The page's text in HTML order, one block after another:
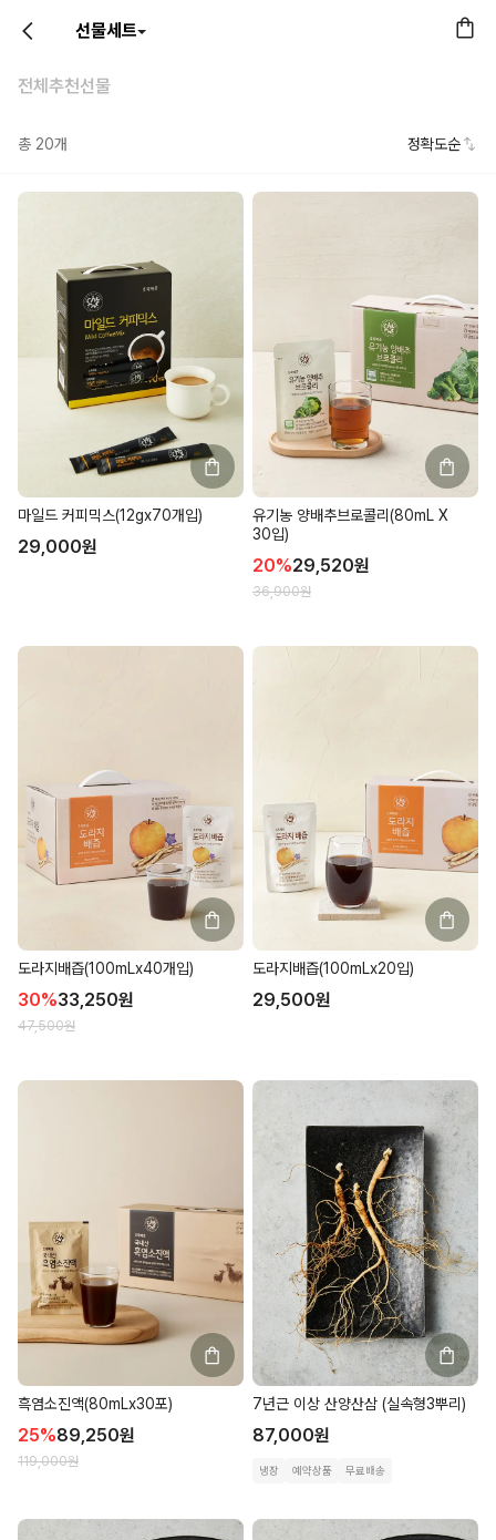
선물세트
전체 추천선물
총 20개 정확도순
마일드 커피믹스(12gx70개입)
29,000원
유기농 양배추브로콜리(80mL X
30입)
20%29,520원
36,900원
도라지배즙(100mLx40개입)
30%33,250원
47,500원
도라지배즙(100mLx20입)
29,500원
흑염소진액(80mLx30포)
25%89,250원
119,000원
7년근 이상 산양산삼 (실속형3뿌리)
87,000원
냉장 예약상품 무료배송